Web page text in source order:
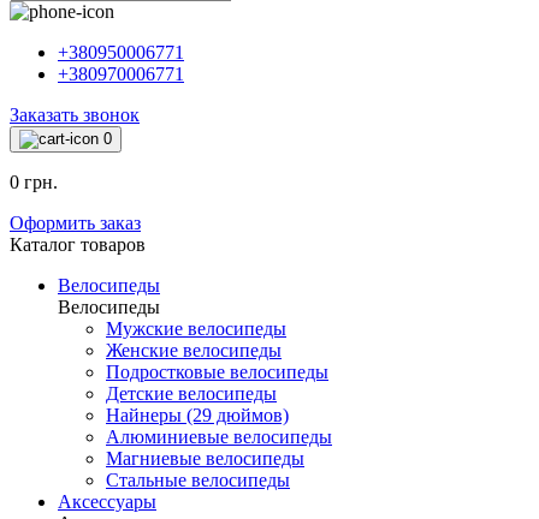
+380950006771
+380970006771
Заказать звонок
0
0 грн.
Оформить заказ
Каталог товаров
Велосипеды
Велосипеды
Мужские велосипеды
Женские велосипеды
Подростковые велосипеды
Детские велосипеды
Найнеры (29 дюймов)
Алюминиевые велосипеды
Магниевые велосипеды
Стальные велосипеды
Аксессуары